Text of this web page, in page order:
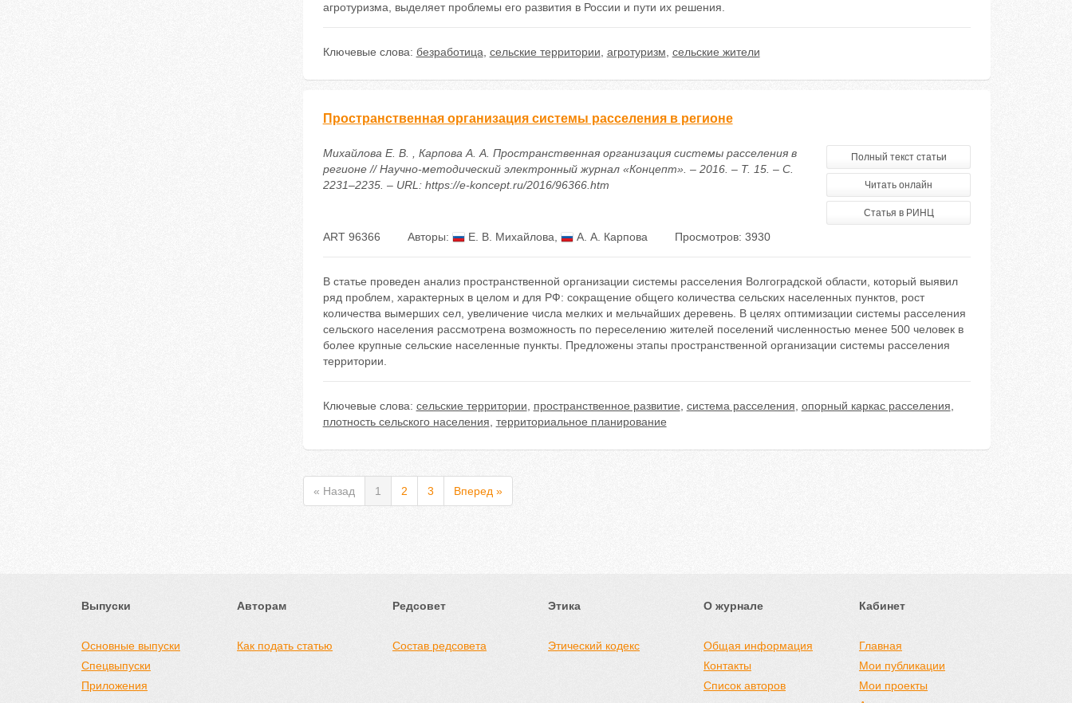
агротуризма, выделяет проблемы его развития в России и пути их решения.
Ключевые слова: безработица сельские территории агротуризм сельские жители
Пространственная организация системы расселения в регионе
Михайлова Е. В. , Карпова А. А. Пространственная организация системы расселения в
регионе // Научно-методический электронный журнал «Концепт». – 2016. – Т. 15. – С.
2231–2235. – URL: https://e-koncept.ru/2016/96366.htm
Полный текст статьи
Читать онлайн
Статья в РИНЦ
ART 96366 Авторы: Е. В. Михайлова А. А. Карпова Просмотров: 3930
В статье проведен анализ пространственной организации системы расселения Волгоградской области, который выявил
ряд проблем, характерных в целом и для РФ: сокращение общего количества сельских населенных пунктов, рост
количества вымерших сел, увеличение числа мелких и мельчайших деревень. В целях оптимизации системы расселения
сельского населения рассмотрена возможность по переселению жителей поселений численностью менее 500 человек в
более крупные сельские населенные пункты. Предложены этапы пространственной организации системы расселения
территории.
Ключевые слова: сельские территории пространственное развитие система расселения опорный каркас расселения
плотность сельского населения территориальное планирование
« Назад 1 2 3 Вперед »
Выпуски
Основные выпуски
Спецвыпуски
Приложения
Авторам
Как подать статью
Редсовет
Состав редсовета
Этика
Этический кодекс
О журнале
Общая информация
Контакты
Список авторов
Кабинет
Главная
Мои публикации
Мои проекты